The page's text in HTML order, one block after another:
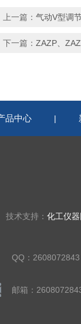
上一篇： 气动V型调
下一篇： ZAZP、
品中心 |
术支持： 化工仪
QQ：2608072843
邮箱：